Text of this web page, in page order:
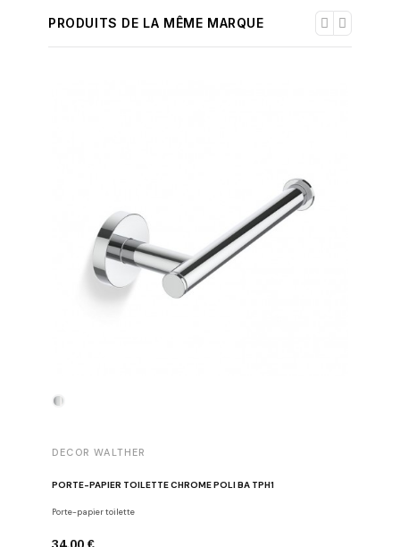
PRODUITS DE LA MÊME MARQUE
DECOR WALTHER
PORTE-PAPIER TOILETTE CHROME POLI BA TPH1
Porte-papier toilette